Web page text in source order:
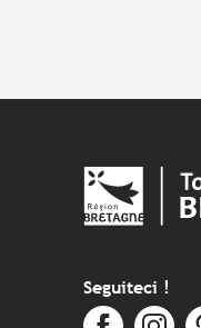
Seguiteci !